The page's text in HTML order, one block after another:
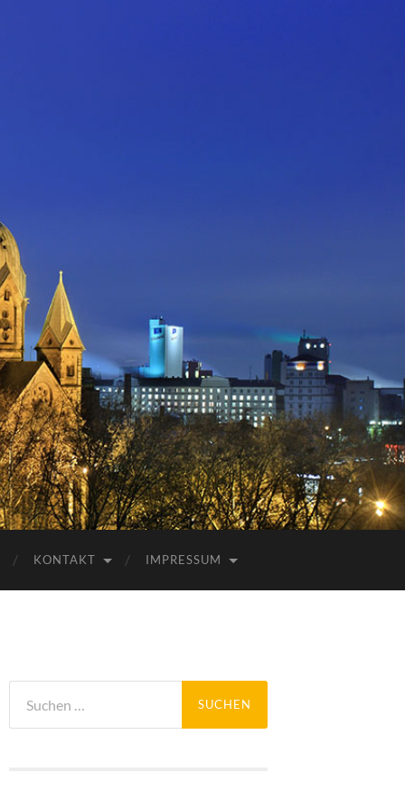
KONTAKT IMPRESSUM
nach: